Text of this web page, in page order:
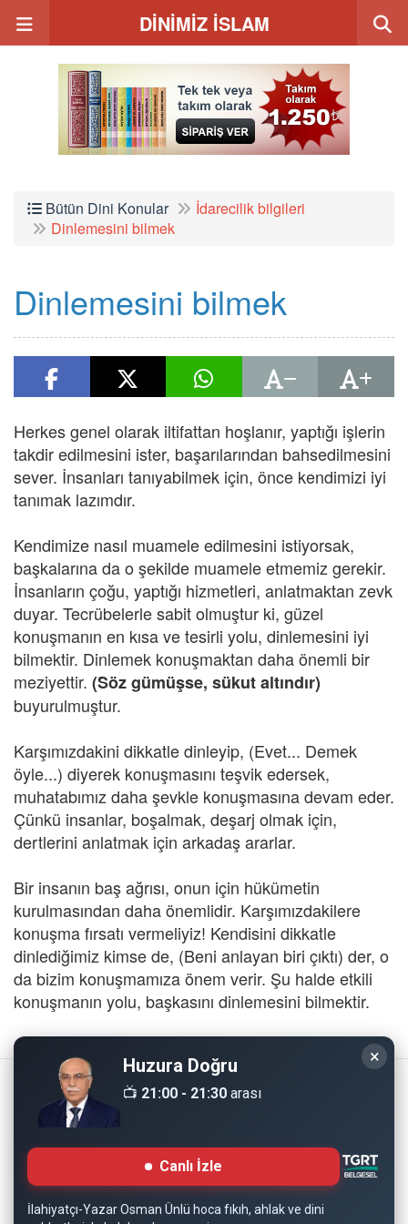
DİNİMİZ İSLAM
Bütün Dini Konular
İdarecilik bilgileri
Dinlemesini bilmek
Dinlemesini bilmek
Herkes genel olarak iltifattan hoşlanır, yaptığı işlerin
takdir edilmesini ister, başarılarından bahsedilmesini
sever. İnsanları tanıyabilmek için, önce kendimizi iyi
tanımak lazımdır.
Kendimize nasıl muamele edilmesini istiyorsak,
başkalarına da o şekilde muamele etmemiz gerekir.
İnsanların çoğu, yaptığı hizmetleri, anlatmaktan zevk
duyar. Tecrübelerle sabit olmuştur ki, güzel
konuşmanın en kısa ve tesirli yolu, dinlemesini iyi
bilmektir. Dinlemek konuşmaktan daha önemli bir
meziyettir. (Söz gümüşse, sükut altındır)
buyurulmuştur.
Karşımızdakini dikkatle dinleyip, (Evet... Demek
öyle...) diyerek konuşmasını teşvik edersek,
muhatabımız daha şevkle konuşmasına devam eder.
Çünkü insanlar, boşalmak, deşarj olmak için,
dertlerini anlatmak için arkadaş ararlar.
Bir insanın baş ağrısı, onun için hükümetin
kurulmasından daha önemlidir. Karşımızdakilere
konuşma fırsatı vermeliyiz! Kendisini dikkatle
dinlediğimiz kimse de, (Beni anlayan biri çıktı) der, o
da bizim konuşmamıza önem verir. Şu halde etkili
konuşmanın yolu, başkasını dinlemesini bilmektir.
Copyright © 2008 - Dinimiz İslam. Her Hakkı Saklıdır.
Sitemizdeki bilgiler, bütün insanların istifadesi için
hazırlanmıştır. Orijinaline sadık kalmak şartıyla, izin
almaya gerek kalmadan, herkes istediği gibi alıp istifade
×
Huzura Doğru
📺 21:00 - 21:30 arası
Canlı İzle
İlahiyatçı-Yazar Osman Ünlü hoca fıkıh, ahlak ve dini